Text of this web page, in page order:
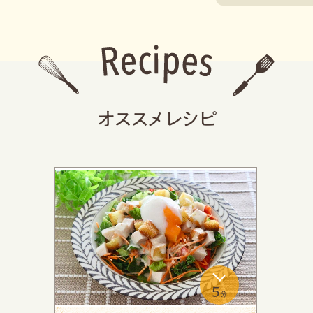
オススメレシピ
5分